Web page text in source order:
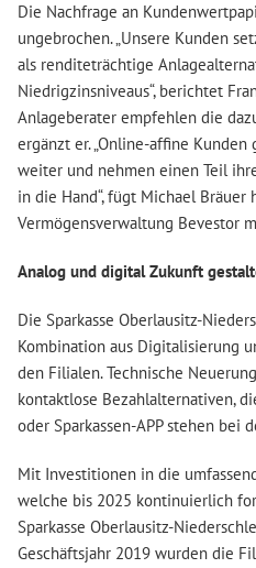
Die Nachfrage an
ungebrochen. „Unsere Kunden
als renditeträchtige
Niedrigzinsniveaus“, berichtet
Anlageberater empfehlen die
ergänzt er. „Online-affine
weiter und nehmen einen Teil
in die Hand“, fügt Michael Bräuer
Vermögensverwaltung Bevestor
Analog und digital Zukunft
Die Sparkasse Oberlausitz-
Kombination aus Digitalisierung
den Filialen. Technische
kontaktlose Bezahlalternativen,
oder Sparkassen-APP stehen bei
Mit Investitionen in die
welche bis 2025 kontinuierlich
Sparkasse Oberlausitz-
Geschäftsjahr 2019 wurden die